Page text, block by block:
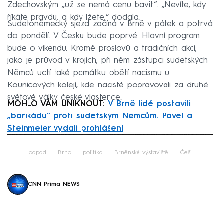
Zdechovským „už se nemá cenu bavit“. „Nevíte, kdy
říkáte pravdu, a kdy lžete,“ dodala.
Sudetoněmecký sjezd začíná v Brně v pátek a potrvá
do pondělí. V Česku bude poprvé. Hlavní program
bude o víkendu. Kromě proslovů a tradičních akcí,
jako je průvod v krojích, při něm zástupci sudetských
Němců uctí také památku obětí nacismu u
Kounicových kolejí, kde nacisté popravovali za druhé
světové války české vlastence.
MOHLO VÁM UNIKNOUT: V Brně lidé postavili
„barikádu“ proti sudetským Němcům. Pavel a
Steinmeier vydali prohlášení
odpad Brno politika Brněnské výstaviště Češi
CNN Prima NEWS